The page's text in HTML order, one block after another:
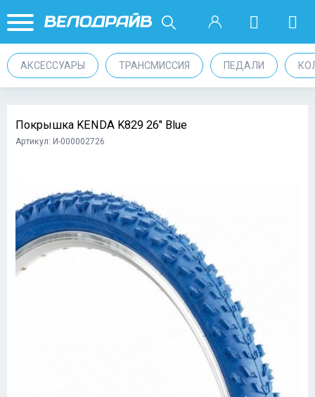
АКСЕССУАРЫ ТРАНСМИССИЯ ПЕДАЛИ
Покрышка KENDA K829 26" Blue
Артикул: И-000002726